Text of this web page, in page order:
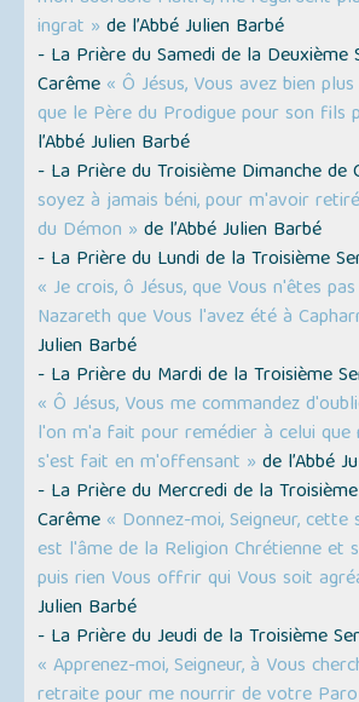
ingrat » de l’Abbé Julien Barbé
- La Prière du Samedi de la Deuxième
Carême « Ô Jésus, Vous avez bien
que le Père du Prodigue pour son fils
l’Abbé Julien Barbé
- La Prière du Troisième Dimanche de
soyez à jamais béni, pour m'avoir
du Démon » de l’Abbé Julien Barbé
- La Prière du Lundi de la Troisième
« Je crois, ô Jésus, que Vous n'êtes
Nazareth que Vous l'avez été à
Julien Barbé
- La Prière du Mardi de la Troisième
« Ô Jésus, Vous me commandez
l'on m'a fait pour remédier à celui que
s'est fait en m'offensant » de l’Abbé
- La Prière du Mercredi de la
Carême « Donnez-moi, Seigneur,
est l'âme de la Religion Chrétienne et
puis rien Vous offrir qui Vous soit
Julien Barbé
- La Prière du Jeudi de la Troisième
« Apprenez-moi, Seigneur, à Vous